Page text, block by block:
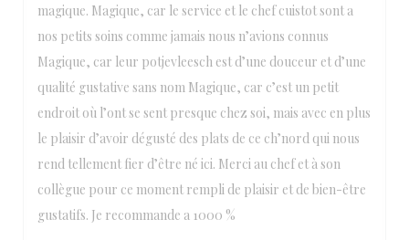
magique. Magique, car le service et le chef cuistot sont a
nos petits soins comme jamais nous n’avions connus
Magique, car leur potjevleesch est d’une douceur et d’une
qualité gustative sans nom Magique, car c’est un petit
endroit où l’ont se sent presque chez soi, mais avec en plus
le plaisir d’avoir dégusté des plats de ce ch’nord qui nous
rend tellement fier d’être né ici. Merci au chef et à son
collègue pour ce moment rempli de plaisir et de bien-être
gustatifs. Je recommande a 1000 %